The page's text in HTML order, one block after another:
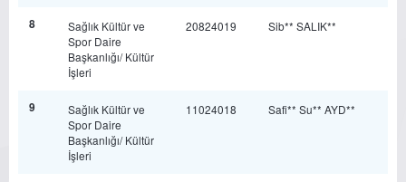
8
Sağlık Kültür ve
Spor Daire
Başkanlığı/ Kültür
İşleri
20824019 Sib** SALIK**
9
Sağlık Kültür ve
Spor Daire
Başkanlığı/ Kültür
İşleri
11024018 Safi** Su** AYD**